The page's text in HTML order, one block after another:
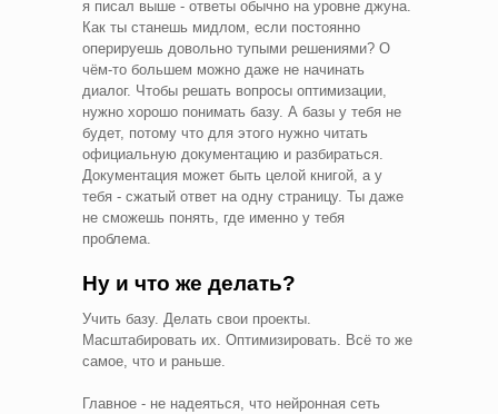
я писал выше - ответы обычно на уровне джуна.
Как ты станешь мидлом, если постоянно
оперируешь довольно тупыми решениями? О
чём-то большем можно даже не начинать
диалог. Чтобы решать вопросы оптимизации,
нужно хорошо понимать базу. А базы у тебя не
будет, потому что для этого нужно читать
официальную документацию и разбираться.
Документация может быть целой книгой, а у
тебя - сжатый ответ на одну страницу. Ты даже
не сможешь понять, где именно у тебя
проблема.
Ну и что же делать?
Учить базу. Делать свои проекты.
Масштабировать их. Оптимизировать. Всё то же
самое, что и раньше.
Главное - не надеяться, что нейронная сеть